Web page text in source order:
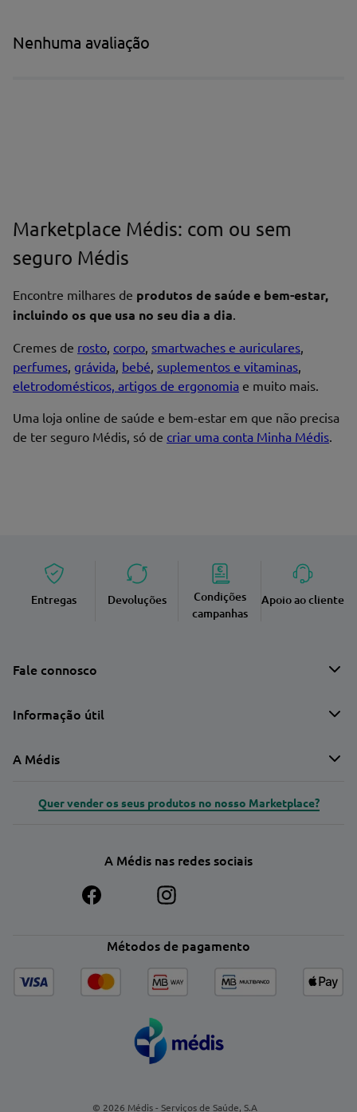
Nenhuma avaliação
Marketplace Médis: com ou sem
seguro Médis
Encontre milhares de produtos de saúde e bem-estar,
incluindo os que usa no seu dia a dia.
Cremes de rosto, corpo, smartwaches e auriculares,
perfumes, grávida, bebé, suplementos e vitaminas,
eletrodomésticos, artigos de ergonomia e muito mais.
Uma loja online de saúde e bem-estar em que não precisa
de ter seguro Médis, só de criar uma conta Minha Médis.
Entregas Devoluções
Condições
campanhas
Apoio ao cliente
Fale connosco
Informação útil
A Médis
Quer vender os seus produtos no nosso Marketplace?
A Médis nas redes sociais
Métodos de pagamento
© 2026 Médis - Serviços de Saúde, S.A